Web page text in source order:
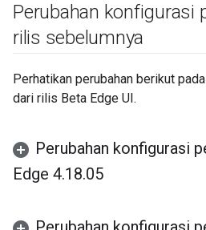
Perubahan konfigurasi
rilis sebelumnya
Perhatikan perubahan berikut
dari rilis Beta Edge UI.
Perubahan konfigurasi
Edge 4.18.05